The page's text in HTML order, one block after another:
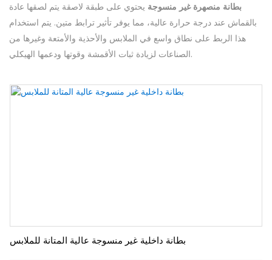
بطانة منصهرة غير منسوجة يحتوي على طبقة لاصقة يتم لصقها عادة
بالقماش عند درجة حرارة عالية، مما يوفر تأثير ترابط متين. يتم استخدام
هذا الربط على نطاق واسع في الملابس والأحذية والأمتعة وغيرها من
الصناعات لزيادة ثبات الأقمشة وقوتها ودعمها الهيكلي.
بطانة داخلية غير منسوجة عالية المتانة للملابس